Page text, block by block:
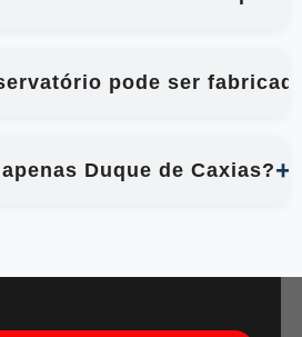
pode ser
Duque de Caxias?